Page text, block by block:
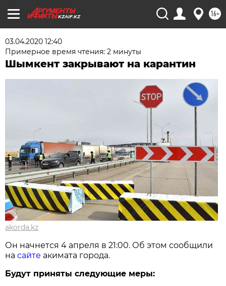
KZAIF.KZ 16+
03.04.2020 12:40
Примерное время чтения: 2 минуты
Шымкент закрывают на карантин
akorda.kz
Он начнется 4 апреля в 21:00. Об этом сообщили
насайте акимата города.
Будут приняты следующие меры: